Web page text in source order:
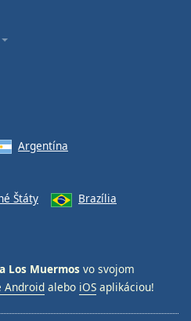
Argentína
Štáty
Brazília
Los Muermos vo svojom
Android alebo iOS aplikáciou!